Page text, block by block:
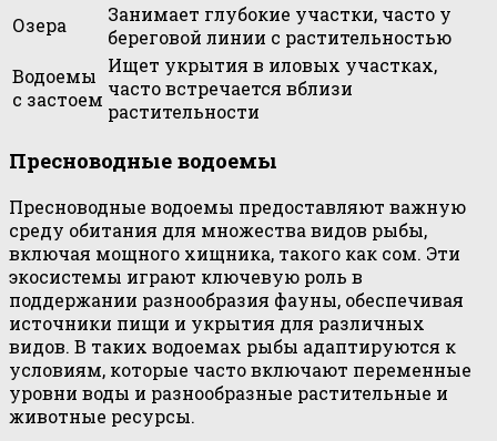
Озера
Занимает глубокие участки, часто у
береговой линии с растительностью
Водоемы
с застоем
Ищет укрытия в иловых участках,
часто встречается вблизи
растительности
Пресноводные водоемы
Пресноводные водоемы предоставляют важную
среду обитания для множества видов рыбы,
включая мощного хищника, такого как сом. Эти
экосистемы играют ключевую роль в
поддержании разнообразия фауны, обеспечивая
источники пищи и укрытия для различных
видов. В таких водоемах рыбы адаптируются к
условиям, которые часто включают переменные
уровни воды и разнообразные растительные и
животные ресурсы.